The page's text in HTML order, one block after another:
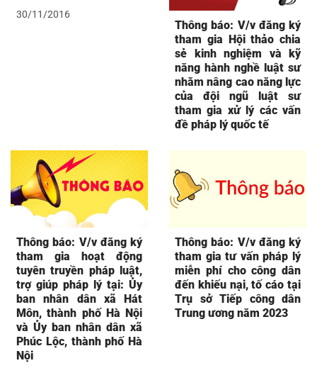
30/11/2016
Thông báo: V/v đăng ký
tham gia Hội thảo chia
sẻ kinh nghiệm và kỹ
năng hành nghề luật sư
nhằm nâng cao năng lực
của đội ngũ luật sư
tham gia xử lý các vấn
đề pháp lý quốc tế
Thông báo: V/v đăng ký
tham gia hoạt động
tuyên truyền pháp luật,
trợ giúp pháp lý tại: Ủy
ban nhân dân xã Hát
Môn, thành phố Hà Nội
và Ủy ban nhân dân xã
Phúc Lộc, thành phố Hà
Nội
Thông báo: V/v đăng ký
tham gia tư vấn pháp lý
miễn phí cho công dân
đến khiếu nại, tố cáo tại
Trụ sở Tiếp công dân
Trung ương năm 2023